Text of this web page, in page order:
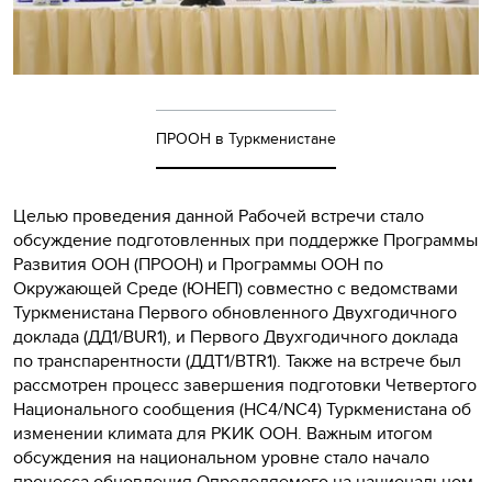
ПРООН в Туркменистане
Целью проведения данной Рабочей встречи стало
обсуждение подготовленных при поддержке Программы
Развития ООН (ПРООН) и Программы ООН по
Окружающей Среде (ЮНЕП) совместно с ведомствами
Туркменистана Первого обновленного Двухгодичного
доклада (ДД1/BUR1), и Первого Двухгодичного доклада
по транспарентности (ДДТ1/BTR1). Также на встрече был
рассмотрен процесс завершения подготовки Четвертого
Национального сообщения (НС4/NC4) Туркменистана об
изменении климата для РКИК ООН. Важным итогом
обсуждения на национальном уровне стало начало